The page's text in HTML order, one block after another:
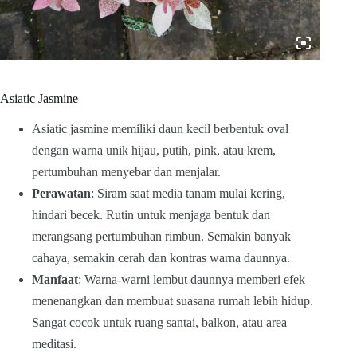
Asiatic Jasmine
Asiatic jasmine memiliki daun kecil berbentuk oval
dengan warna unik hijau, putih, pink, atau krem,
pertumbuhan menyebar dan menjalar.
Perawatan: Siram saat media tanam mulai kering,
hindari becek. Rutin untuk menjaga bentuk dan
merangsang pertumbuhan rimbun. Semakin banyak
cahaya, semakin cerah dan kontras warna daunnya.
Manfaat: Warna-warni lembut daunnya memberi efek
menenangkan dan membuat suasana rumah lebih hidup.
Sangat cocok untuk ruang santai, balkon, atau area
meditasi.